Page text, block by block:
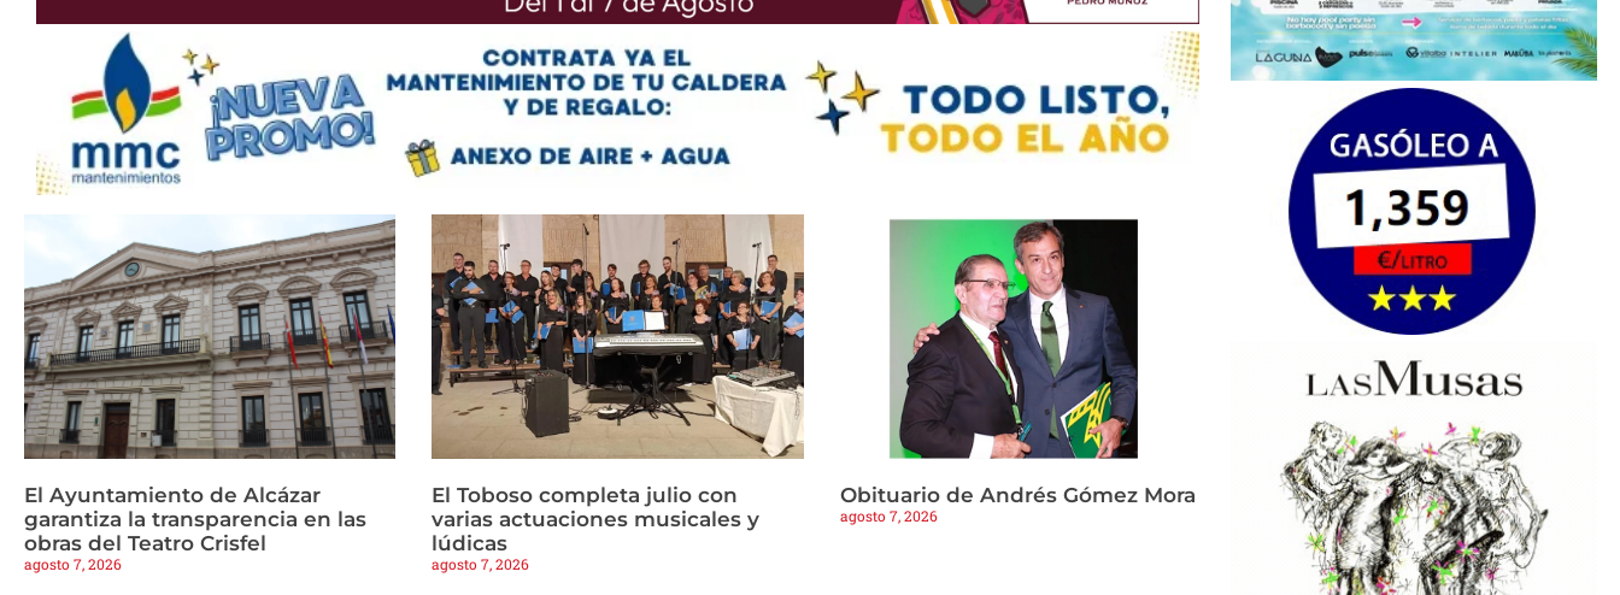
El Ayuntamiento de Alcázar
garantiza la transparencia en las
obras del Teatro Crisfel
agosto 7, 2026
El Toboso completa julio con
varias actuaciones musicales y
lúdicas
agosto 7, 2026
Obituario de Andrés Gómez Mora
agosto 7, 2026